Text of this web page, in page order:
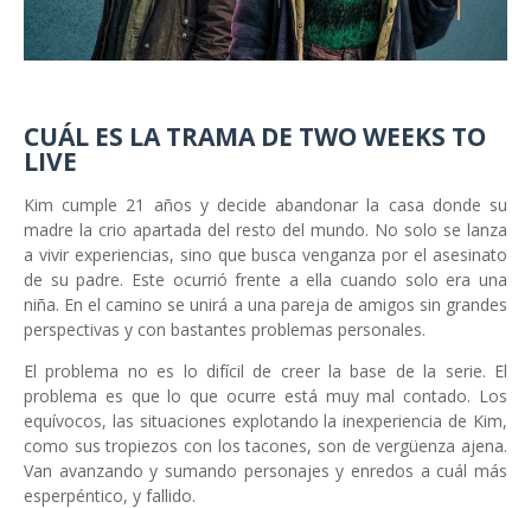
CUÁL ES LA TRAMA DE TWO WEEKS TO
LIVE
Kim cumple 21 años y decide abandonar la casa donde su
madre la crio apartada del resto del mundo. No solo se lanza
a vivir experiencias, sino que busca venganza por el asesinato
de su padre. Este ocurrió frente a ella cuando solo era una
niña. En el camino se unirá a una pareja de amigos sin grandes
perspectivas y con bastantes problemas personales.
El problema no es lo difícil de creer la base de la serie. El
problema es que lo que ocurre está muy mal contado. Los
equívocos, las situaciones explotando la inexperiencia de Kim,
como sus tropiezos con los tacones, son de vergüenza ajena.
Van avanzando y sumando personajes y enredos a cuál más
esperpéntico, y fallido.